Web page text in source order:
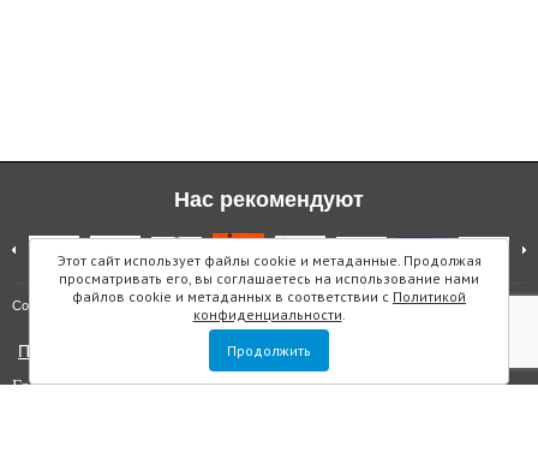
Этот сайт использует файлы cookie и метаданные. Продолжая
просматривать его, вы соглашаетесь на использование нами
файлов cookie и метаданных в соответствии с Политикой
конфиденциальности.
Продолжить
Нас рекомендуют
Copyright © "Инмарин" Карта сайта
Политика конфиденциальности
Главный редактор Маслова Е.О.